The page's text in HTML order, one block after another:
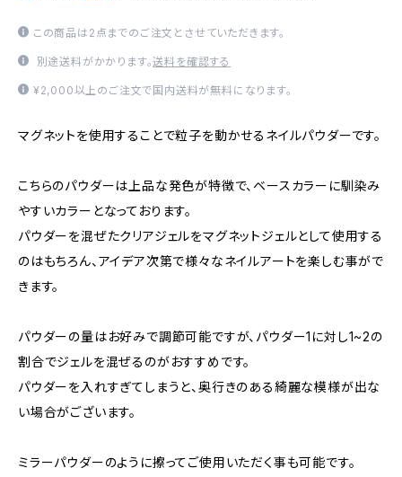
この商品は2点までのご注文とさせていただきます。
別途送料がかかります。送料を確認する
¥2,000以上のご注文で国内送料が無料になります。
マグネットを使用することで粒子を動かせるネイルパウダーです。
こちらのパウダーは上品な発色が特徴で、ベースカラーに馴染み
やすいカラーとなっております。
パウダーを混ぜたクリアジェルをマグネットジェルとして使用する
のはもちろん、アイデア次第で様々なネイルアートを楽しむ事がで
きます。
パウダーの量はお好みで調節可能ですが、パウダー1に対し1~2の
割合でジェルを混ぜるのがおすすめです。
パウダーを入れすぎてしまうと、奥行きのある綺麗な模様が出な
い場合がございます。
ミラーパウダーのように擦ってご使用いただく事も可能です。